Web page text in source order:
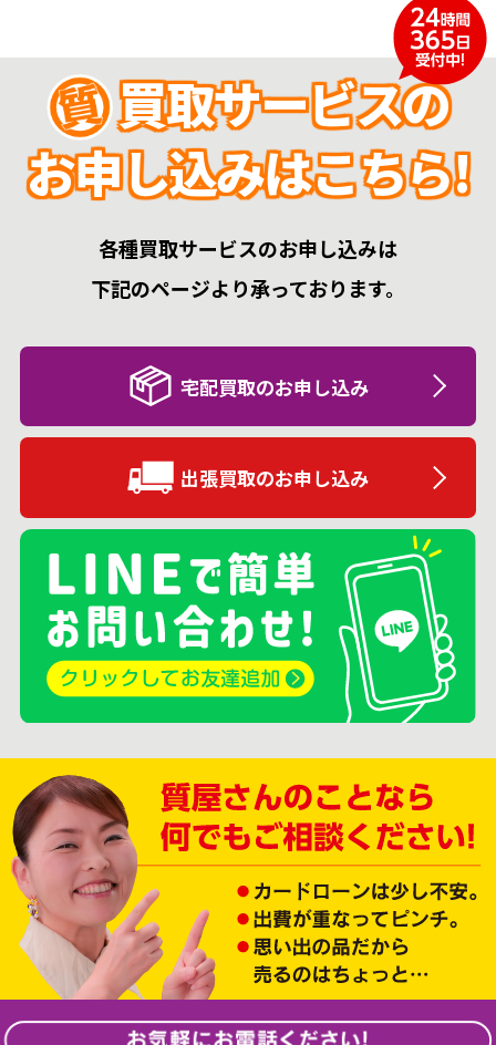
買取サービスの
お申し込みはこちら!
各種買取サービスのお申し込みは
下記のページより承っております。
宅配買取のお申し込み
出張買取のお申し込み